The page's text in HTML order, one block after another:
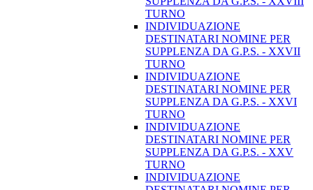
TURNO
INDIVIDUAZIONE
DESTINATARI NOMINE PER
SUPPLENZA DA G.P.S. - XXVII
TURNO
INDIVIDUAZIONE
DESTINATARI NOMINE PER
SUPPLENZA DA G.P.S. - XXVI
TURNO
INDIVIDUAZIONE
DESTINATARI NOMINE PER
SUPPLENZA DA G.P.S. - XXV
TURNO
INDIVIDUAZIONE